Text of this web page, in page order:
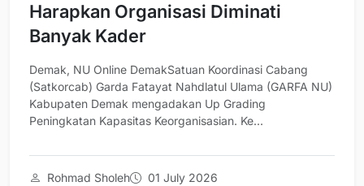
Harapkan Organisasi Diminati
Banyak Kader
Demak, NU Online DemakSatuan Koordinasi Cabang
(Satkorcab) Garda Fatayat Nahdlatul Ulama (GARFA NU)
Kabupaten Demak mengadakan Up Grading
Peningkatan Kapasitas Keorganisasian. Ke...
Rohmad Sholeh 01 July 2026